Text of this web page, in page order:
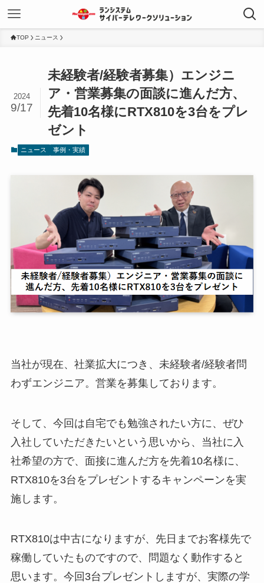
TOP ニュース
未経験者/経験者募集）エンジニ
ア・営業募集の面談に進んだ方、
先着10名様にRTX810を3台をプレ
ゼント
2024
9/17
ニュース 事例・実績
当社が現在、社業拡大につき、未経験者/経験者問
わずエンジニア。営業を募集しております。
そして、今回は自宅でも勉強されたい方に、ぜひ
入社していただきたいという思いから、当社に入
社希望の方で、面接に進んだ方を先着10名様に、
RTX810を3台をプレゼントするキャンペーンを実
施します。
RTX810は中古になりますが、先日までお客様先で
稼働していたものですので、問題なく動作すると
思います。今回3台プレゼントしますが、実際の学